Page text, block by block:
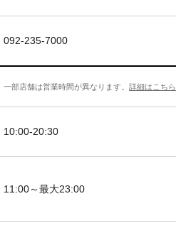
092-235-7000
一部店舗は営業時間が異なります。詳細はこちら
10:00-20:30
11:00～最大23:00